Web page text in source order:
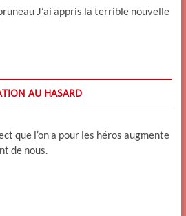
J’ai appris la terrible nouvelle
AU HASARD
que l’on a pour les héros augmente
de nous.